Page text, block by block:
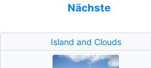
Nächste
Island and Clouds